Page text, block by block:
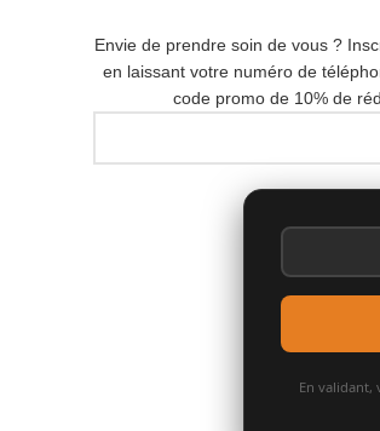
Envie de prendre soin de vous ?
en laissant votre numéro de
code promo de 10% de
En validant,